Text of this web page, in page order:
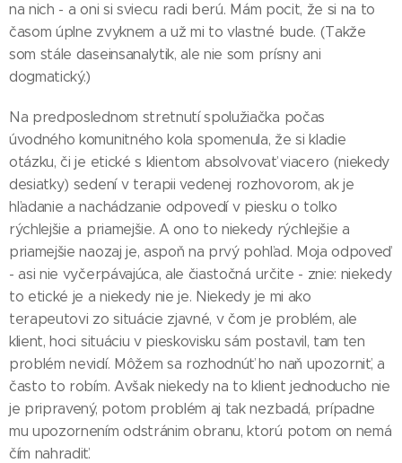
na nich - a oni si sviecu radi berú. Mám pocit, že si na to
časom úplne zvyknem a už mi to vlastné bude. (Takže
som stále daseinsanalytik, ale nie som prísny ani
dogmatický.)
Na predposlednom stretnutí spolužiačka počas
úvodného komunitného kola spomenula, že si kladie
otázku, či je etické s klientom absolvovať viacero (niekedy
desiatky) sedení v terapii vedenej rozhovorom, ak je
hľadanie a nachádzanie odpovedí v piesku o toľko
rýchlejšie a priamejšie. A ono to niekedy rýchlejšie a
priamejšie naozaj je, aspoň na prvý pohľad. Moja odpoveď
- asi nie vyčerpávajúca, ale čiastočná určite - znie: niekedy
to etické je a niekedy nie je. Niekedy je mi ako
terapeutovi zo situácie zjavné, v čom je problém, ale
klient, hoci situáciu v pieskovisku sám postavil, tam ten
problém nevidí. Môžem sa rozhodnúť ho naň upozorniť, a
často to robím. Avšak niekedy na to klient jednoducho nie
je pripravený, potom problém aj tak nezbadá, prípadne
mu upozornením odstránim obranu, ktorú potom on nemá
čím nahradiť.